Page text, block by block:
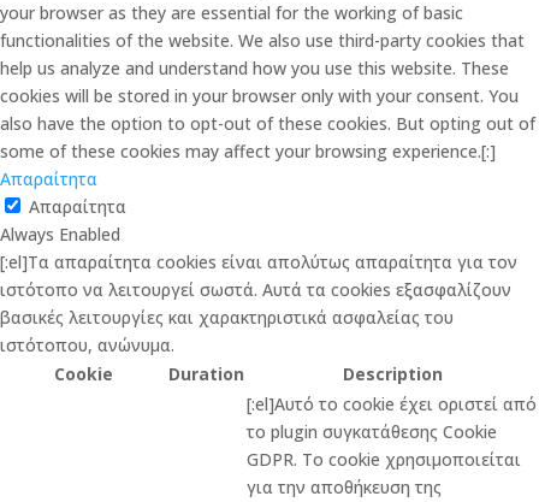
your browser as they are essential for the working of basic
functionalities of the website. We also use third-party cookies that
help us analyze and understand how you use this website. These
cookies will be stored in your browser only with your consent. You
also have the option to opt-out of these cookies. But opting out of
some of these cookies may affect your browsing experience.[:]
Απαραίτητα
Απαραίτητα
Always Enabled
[:el]Τα απαραίτητα cookies είναι απολύτως απαραίτητα για τον
ιστότοπο να λειτουργεί σωστά. Αυτά τα cookies εξασφαλίζουν
βασικές λειτουργίες και χαρακτηριστικά ασφαλείας του
ιστότοπου, ανώνυμα.
Cookie
Duration Description
[:el]Αυτό το cookie έχει οριστεί από
το plugin συγκατάθεσης Cookie
GDPR. Το cookie χρησιμοποιείται
για την αποθήκευση της